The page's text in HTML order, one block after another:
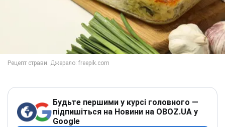
Будьте першими у курсі головного —
підпишіться на Новини на OBOZ.UA у
Google